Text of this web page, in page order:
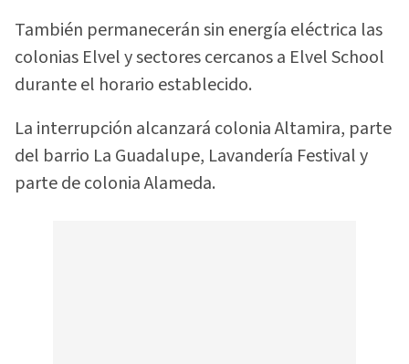
También permanecerán sin energía eléctrica las
colonias Elvel y sectores cercanos a Elvel School
durante el horario establecido.
La interrupción alcanzará colonia Altamira, parte
del barrio La Guadalupe, Lavandería Festival y
parte de colonia Alameda.